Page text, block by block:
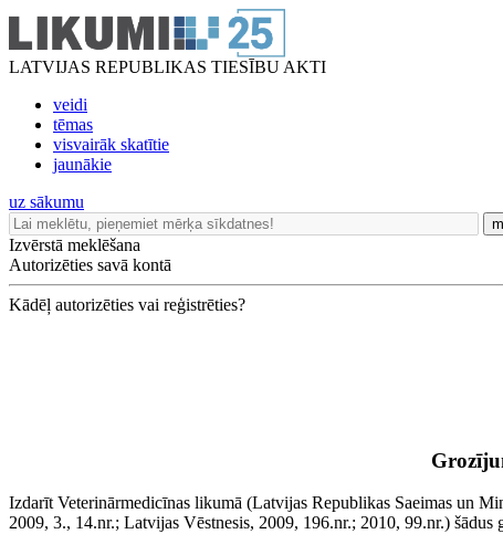
LATVIJAS REPUBLIKAS TIESĪBU AKTI
veidi
tēmas
visvairāk skatītie
jaunākie
uz sākumu
Izvērstā meklēšana
Autorizēties savā kontā
Kādēļ autorizēties vai reģistrēties?
Izdarīt Veterinārmedicīnas likumā (Latvijas Republikas Saeimas un
2009, 3., 14.nr.; Latvijas Vēstnesis, 2009, 196.nr.; 2010, 99.nr.) šādus